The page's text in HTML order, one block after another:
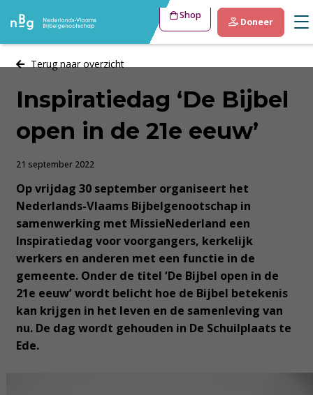
Shop
Doneer
Terug naar overzicht
Inspiratiedag ‘De Bijbel
open in de 21e eeuw’
21 september 2022
Op vrijdag 30 september organiseert het
Nederlands-Vlaams Bijbelgenootschap in
samenwerking met MissieNederland een
Inspiratiedag voor voorgangers, kerkelijk
werkers en anderen met een functie in de
gemeente. Onder de titel ‘De Bijbel open in de
21e eeuw’ wordt belicht hoe de Bijbel betekenis
kan krijgen in het leven en de samenleving van
nu. De dag wordt gehouden in De Schuilplaats te
Ede.